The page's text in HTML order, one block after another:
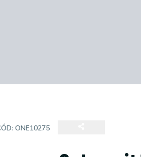
ONE10275